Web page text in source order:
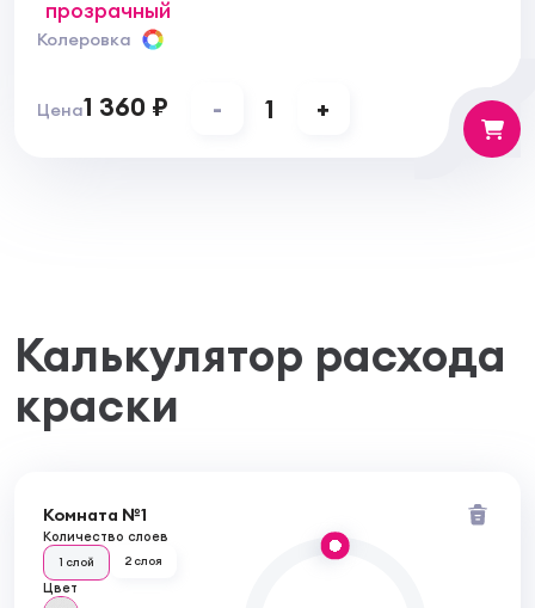
прозрачный
Колеровка
Цена1 360 ₽ - 1 +
Калькулятор расхода
краски
Комната №1
Количество слоев
1 слой 2 слоя
Цвет